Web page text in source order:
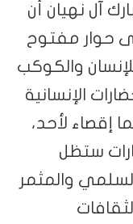
آل نهيان أن
حوار مفتوح
والكوكب
الإنسانية
إقصاء لأحد،
ستظل
والمثمر